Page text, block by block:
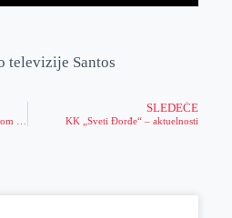
televizije Santos
SLEDEĆE
KK „Sveti Đorđe“ – aktuelnosti